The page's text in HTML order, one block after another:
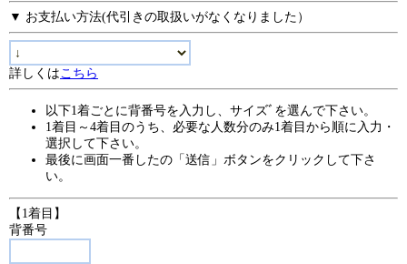
▼ お支払い方法(代引きの取扱いがなくなりました）
詳しくはこちら
以下1着ごとに背番号を入力し、サイズﾞを選んで下さい。
1着目～4着目のうち、必要な人数分のみ1着目から順に入力・
選択して下さい。
最後に画面一番したの「送信」ボタンをクリックして下さ
い。
【1着目】
背番号